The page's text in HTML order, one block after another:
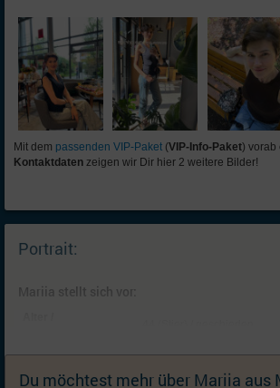
Mit dem passenden VIP-Paket (VIP-Info-Paket) vorab
Kontaktdaten zeigen wir Dir hier 2 weitere Bilder!
Portrait:
Mariia stellt sich vor:
Kinder:
ein Kind: Sohn (15, lebt bei
keine (weiteren) Kinder
Du möchtest mehr über Mariia aus